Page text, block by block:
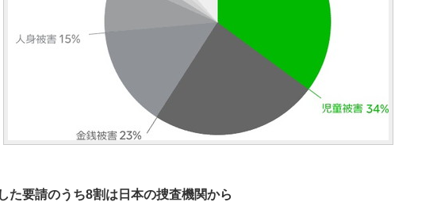
た要請のうち8割は日本の捜査機関から